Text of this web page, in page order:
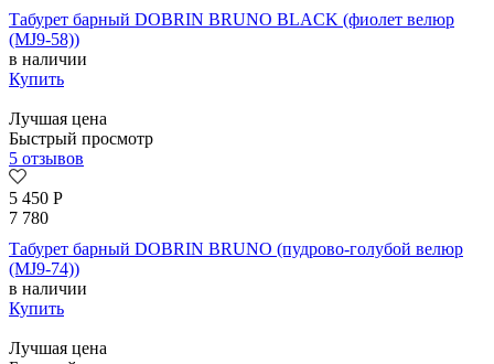
Табурет барный DOBRIN BRUNO BLACK (фиолет велюр
(MJ9-58))
в наличии
Купить
Лучшая цена
Быстрый просмотр
5 отзывов
5 450 Р
7 780
Табурет барный DOBRIN BRUNO (пудрово-голубой велюр
(MJ9-74))
в наличии
Купить
Лучшая цена